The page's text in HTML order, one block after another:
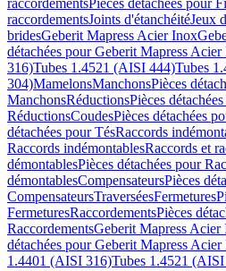
raccordementsPièces détachées pour
raccordementsJoints d'étanchéitéJeux
bridesGeberit Mapress Acier Inox
détachées pour Geberit Mapress
316)Tubes 1.4521 (AISI 444)Tubes
304)MamelonsManchonsPièces
ManchonsRéductionsPièces
RéductionsCoudesPièces détachées
détachées pour TésRaccords
Raccords indémontablesRaccords et
démontablesPièces détachées pour
démontablesCompensateursPièces
CompensateursTraverséesFermetures
FermeturesRaccordementsPièces
RaccordementsGeberit Mapress Acier
détachées pour Geberit Mapress
1.4401 (AISI 316)Tubes 1.4521